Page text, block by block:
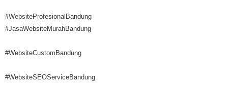
#WebsiteProfesionalBandung
#JasaWebsiteMurahBandung
#WebsiteCustomBandung
#WebsiteSEOServiceBandung